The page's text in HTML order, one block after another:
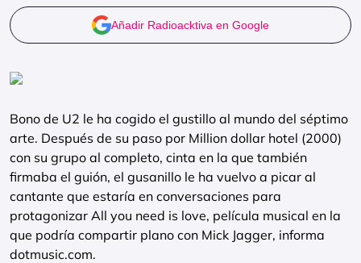
Añadir Radioacktiva en Google
Bono de U2 le ha cogido el gustillo al mundo del séptimo
arte. Después de su paso por Million dollar hotel (2000)
con su grupo al completo, cinta en la que también
firmaba el guión, el gusanillo le ha vuelvo a picar al
cantante que estaría en conversaciones para
protagonizar All you need is love, película musical en la
que podría compartir plano con Mick Jagger, informa
dotmusic.com.